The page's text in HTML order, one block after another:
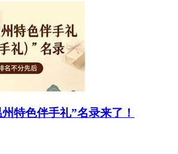
特色伴手礼”名录来了！